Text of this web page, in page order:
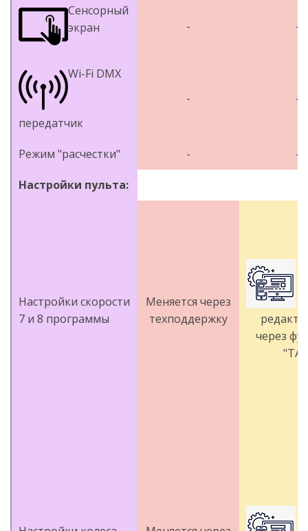
Сенсорный
экран
- -
Wi-Fi DMX
передатчик
- -
Режим "расчестки" - -
Настройки пульта:
Настройки скорости
7 и 8 программы
Меняется через
техподдержку
через